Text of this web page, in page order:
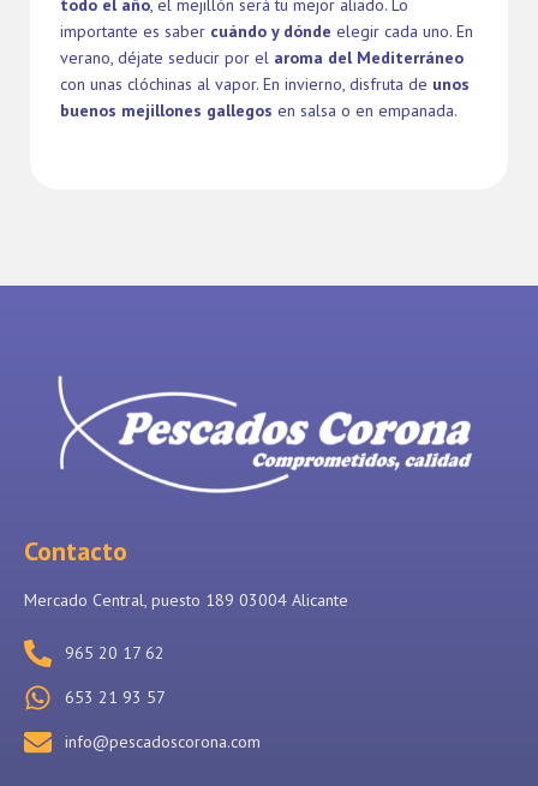
todo el año, el mejillón será tu mejor aliado. Lo
importante es saber cuándo y dónde elegir cada uno. En
verano, déjate seducir por el aroma del Mediterráneo
con unas clóchinas al vapor. En invierno, disfruta de unos
buenos mejillones gallegos en salsa o en empanada.
Contacto
Mercado Central, puesto 189 03004 Alicante
965 20 17 62
653 21 93 57
info@pescadoscorona.com